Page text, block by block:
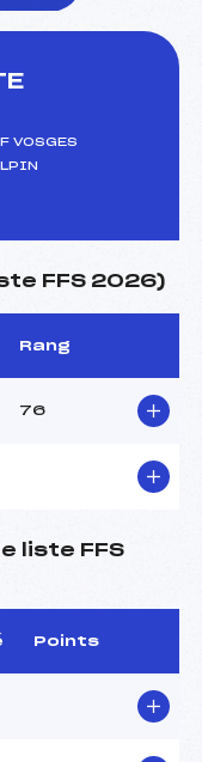
VOSGES
FFS 2026)
Rang
76
liste FFS
Points